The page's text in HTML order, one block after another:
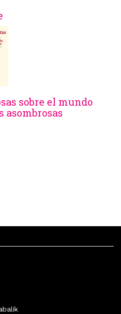
sobre el mundo
asombrosas